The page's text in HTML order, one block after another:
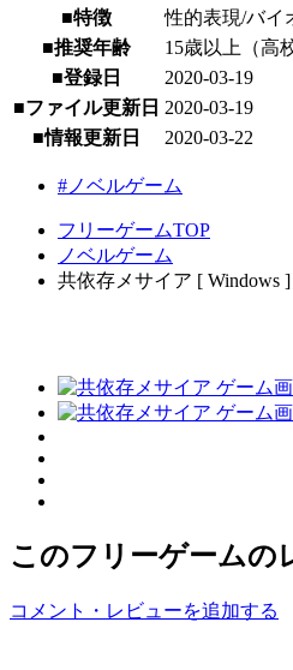
■特徴
性的表現/バイ
■推奨年齢
15歳以上（高
■登録日
2020-03-19
■ファイル更新日 2020-03-19
■情報更新日
2020-03-22
#ノベルゲーム
フリーゲームTOP
ノベルゲーム
共依存メサイア [ Windows ]
このフリーゲームの
コメント・レビューを追加する